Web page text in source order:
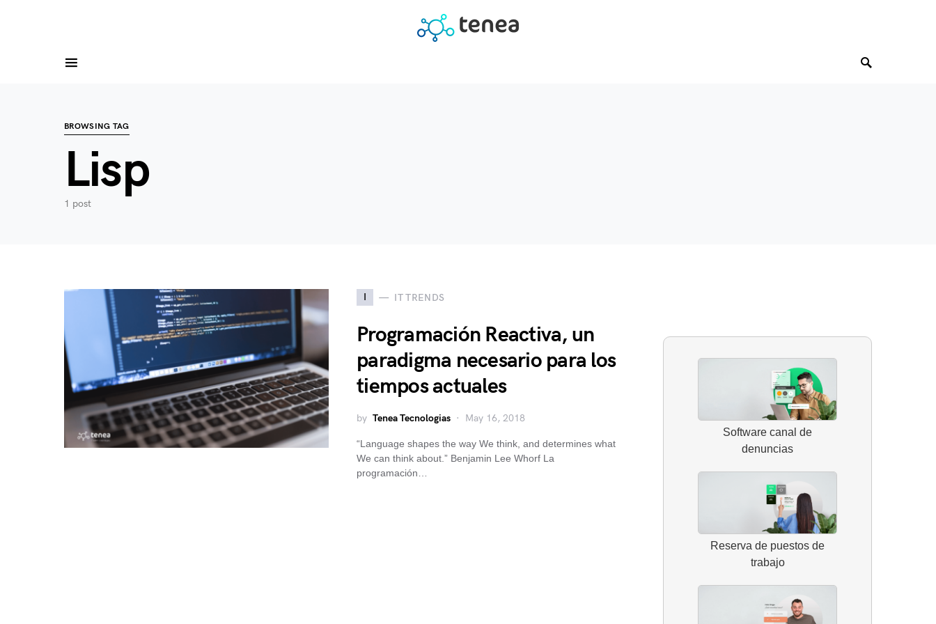
BROWSING TAG
Lisp
1 post
I IT TRENDS
Programación Reactiva, un
paradigma necesario para los
tiempos actuales
by Tenea Tecnologias May 16, 2018
“Language shapes the way We think, and determines what
We can think about.” Benjamin Lee Whorf La
programación…
Software canal de
denuncias
Reserva de puestos de
trabajo